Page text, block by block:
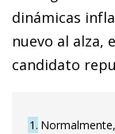
dinámicas
nuevo al alza,
candidato
1